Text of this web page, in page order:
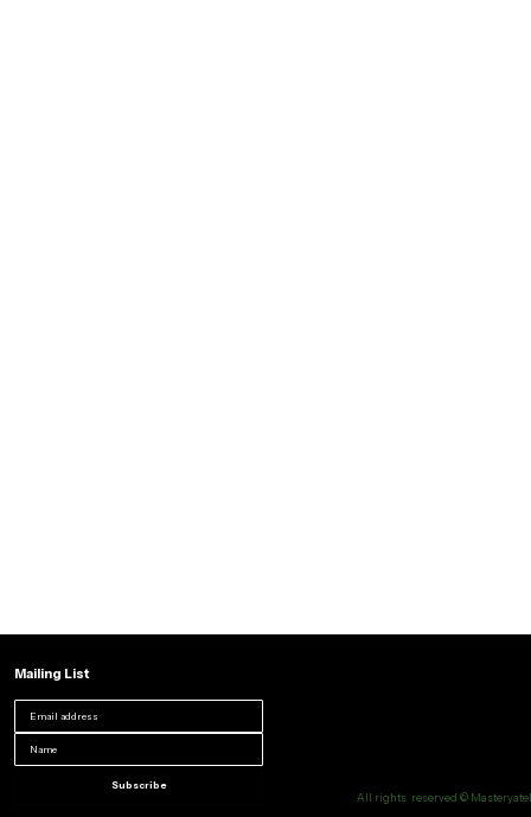
Mailing List
Subscribe
All rights reserved ©